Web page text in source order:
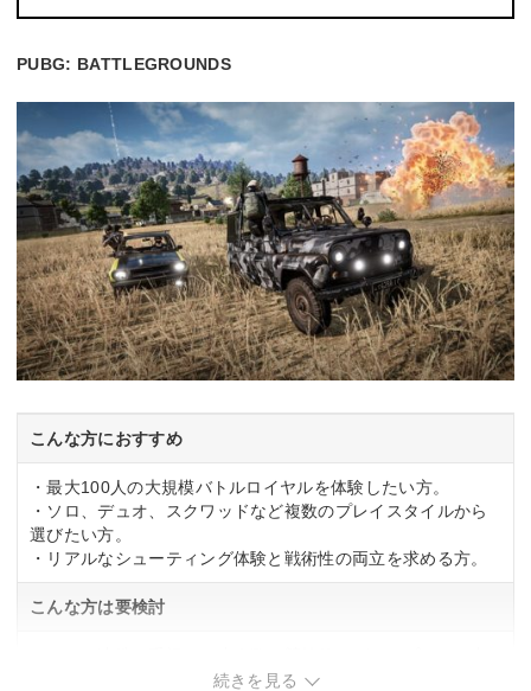
PUBG: BATTLEGROUNDS
こんな方におすすめ
・最大100人の大規模バトルロイヤルを体験したい方。
・ソロ、デュオ、スクワッドなど複数のプレイスタイルから
選びたい方。
・リアルなシューティング体験と戦術性の両立を求める方。
こんな方は要検討
続きを見る